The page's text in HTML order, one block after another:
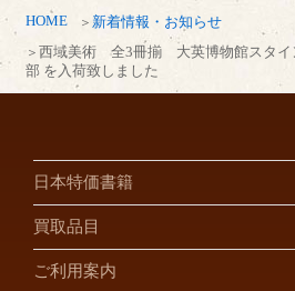
HOME
新着情報・お知らせ
西域美術 全3冊揃 大英博物館スタイ
部 を入荷致しました
日本特価書籍
買取品目
ご利用案内